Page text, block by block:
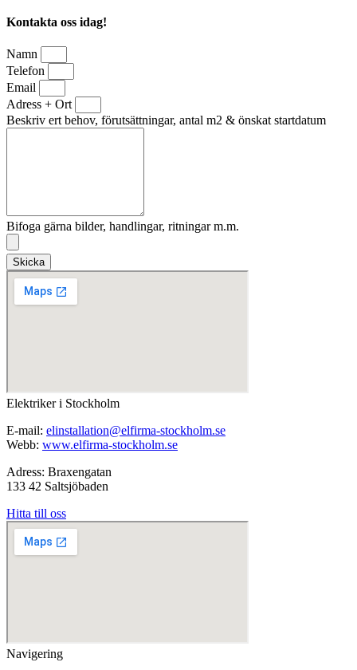
Kontakta oss idag!
Namn
Telefon
Email
Adress + Ort
Beskriv ert behov, förutsättningar, antal m2 & önskat startdatum
Bifoga gärna bilder, handlingar, ritningar m.m.
Skicka
Elektriker i Stockholm
E-mail: elinstallation@elfirma-stockholm.se
Webb: www.elfirma-stockholm.se
Adress: Braxengatan
133 42 Saltsjöbaden
Hitta till oss
Navigering